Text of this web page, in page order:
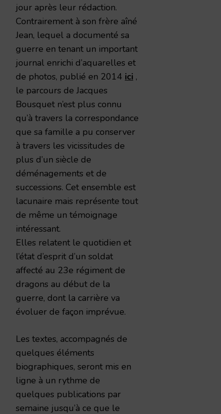
jour après leur rédaction.
Contrairement à son frère aîné
Jean, lequel a documenté sa
guerre en tenant un important
journal enrichi d’aquarelles et
de photos, publié en 2014 ici ,
le parcours de Jacques
Bousquet n’est plus connu
qu’à travers la correspondance
que sa famille a pu conserver
à travers les vicissitudes de
plus d’un siècle de
déménagements et de
successions. Cet ensemble est
lacunaire mais représente tout
de même un témoignage
intéressant.
Elles relatent le quotidien et
l’état d’esprit d’un soldat
affecté au 23e régiment de
dragons au début de la
guerre, dont la carrière va
évoluer de façon imprévue.
Les textes, accompagnés de
quelques éléments
biographiques, seront mis en
ligne à un rythme de
quelques publications par
semaine jusqu’à ce que le